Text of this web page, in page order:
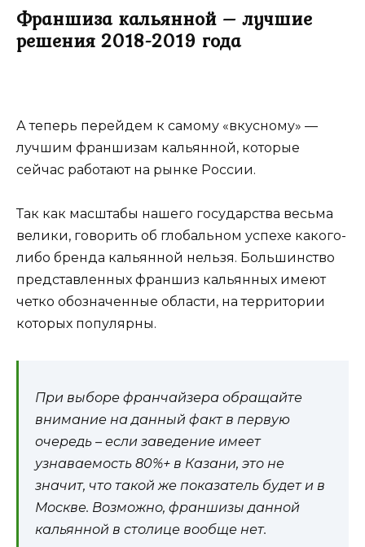
Франшиза кальянной – лучшие
решения 2018-2019 года
А теперь перейдем к самому «вкусному» —
лучшим франшизам кальянной, которые
сейчас работают на рынке России.
Так как масштабы нашего государства весьма
велики, говорить об глобальном успехе какого-
либо бренда кальянной нельзя. Большинство
представленных франшиз кальянных имеют
четко обозначенные области, на территории
которых популярны.
При выборе франчайзера обращайте
внимание на данный факт в первую
очередь – если заведение имеет
узнаваемость 80%+ в Казани, это не
значит, что такой же показатель будет и в
Москве. Возможно, франшизы данной
кальянной в столице вообще нет.